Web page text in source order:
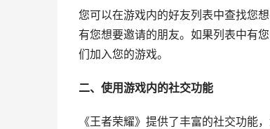
您可以在游戏内的好友列表中查找您
有您想要邀请的朋友。如果列表中有
们加入您的游戏。
二、使用游戏内的社交功能
《王者荣耀》提供了丰富的社交功能